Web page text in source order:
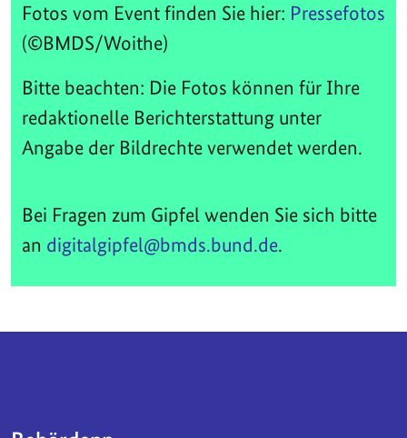
Fotos vom Event finden Sie hier: Pressefotos
(©BMDS/Woithe)
Bitte beachten: Die Fotos können für Ihre
redaktionelle Berichterstattung unter
Angabe der Bildrechte verwendet werden.
Bei Fragen zum Gipfel wenden Sie sich bitte
an digitalgipfel@bmds.bund.de.